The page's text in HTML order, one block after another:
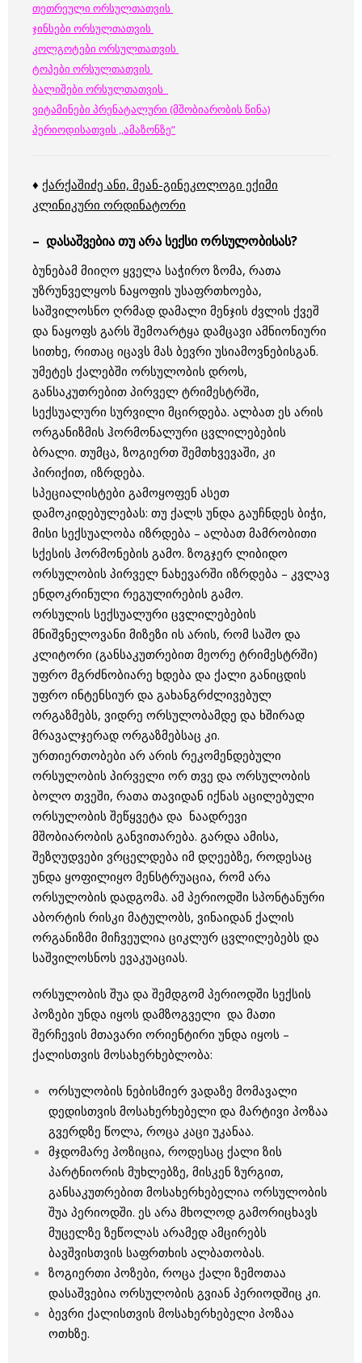
თეთრეული ორსულთათვის
ჯინსები ორსულთათვის
კოლგოტები ორსულთათვის
ტოპები ორსულთათვის
ბალიშები ორსულთათვის
ვიტამინები პრენატალური (მშობიარობის წინა)
პერიოდისათვის ,,ამაზონზე”
♦ ქარქაშიძე ანი, მეან-გინეკოლოგი ექიმი
კლინიკური ორდინატორი
– დასაშვებია თუ არა სექსი ორსულობისას?
ბუნებამ მიიღო ყველა საჭირო ზომა, რათა
უზრუნველყოს ნაყოფის უსაფრთხოება,
საშვილოსნო ღრმად დამალი მენჯის ძვლის ქვეშ
და ნაყოფს გარს შემოარტყა დამცავი ამნიონიური
სითხე, რითაც იცავს მას ბევრი უსიამოვნებისგან.
უმეტეს ქალებში ორსულობის დროს,
განსაკუთრებით პირველ ტრიმესტრში,
სექსუალური სურვილი მცირდება. ალბათ ეს არის
ორგანიზმის ჰორმონალური ცვლილებების
ბრალი. თუმცა, ზოგიერთ შემთხვევაში, კი
პირიქით, იზრდება.
სპეციალისტები გამოყოფენ ასეთ
დამოკიდებულებას: თუ ქალს უნდა გაუჩნდეს ბიჭი,
მისი სექსუალობა იზრდება – ალბათ მამრობითი
სქესის ჰორმონების გამო. ზოგჯერ ლიბიდო
ორსულობის პირველ ნახევარში იზრდება – კვლავ
ენდოკრინული რეგულირების გამო.
ორსულის სექსუალური ცვლილებების
მნიშვნელოვანი მიზეზი ის არის, რომ საშო და
კლიტორი (განსაკუთრებით მეორე ტრიმესტრში)
უფრო მგრძნობიარე ხდება და ქალი განიცდის
უფრო ინტენსიურ და გახანგრძლივებულ
ორგაზმებს, ვიდრე ორსულობამდე და ხშირად
მრავალჯერად ორგაზმებსაც კი.
ურთიერთობები არ არის რეკომენდებული
ორსულობის პირველი ორ თვე და ორსულობის
ბოლო თვეში, რათა თავიდან იქნას აცილებული
ორსულობის შეწყვეტა და ნაადრევი
მშობიარობის განვითარება. გარდა ამისა,
შეზღუდვები ვრცელდება იმ დღეებზე, როდესაც
უნდა ყოფილიყო მენსტრუაცია, რომ არა
ორსულობის დადგომა. ამ პერიოდში სპონტანური
აბორტის რისკი მატულობს, ვინაიდან ქალის
ორგანიზმი მიჩვეულია ციკლურ ცვლილებებს და
საშვილოსნოს ევაკუაციას.
ორსულობის შუა და შემდგომ პერიოდში სექსის
პოზები უნდა იყოს დამზოგველი და მათი
შერჩევის მთავარი ორიენტირი უნდა იყოს –
ქალისთვის მოსახერხებლობა:
ორსულობის ნებისმიერ ვადაზე მომავალი
დედისთვის მოსახერხებელი და მარტივი პოზაა
გვერდზე წოლა, როცა კაცი უკანაა.
მჯდომარე პოზიცია, როდესაც ქალი ზის
პარტნიორის მუხლებზე, მისკენ ზურგით,
განსაკუთრებით მოსახერხებელია ორსულობის
შუა პერიოდში. ეს არა მხოლოდ გამორიცხავს
მუცელზე ზეწოლას არამედ ამცირებს
ბავშვისთვის საფრთხის ალბათობას.
ზოგიერთი პოზები, როცა ქალი ზემოთაა
დასაშვებია ორსულობის გვიან პერიოდშიც კი.
ბევრი ქალისთვის მოსახერხებელი პოზაა
ოთხზე.